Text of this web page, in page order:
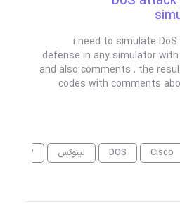
i need to simulate
defense in any simulator
and also comments . the
codes with comments
Cisco
DOS لینوکس VoIP